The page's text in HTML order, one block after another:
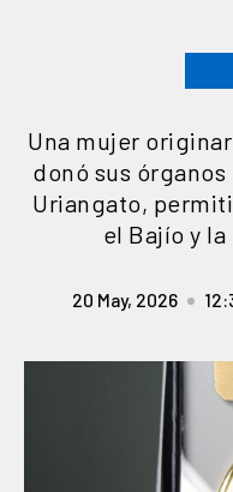
Una mujer
donó sus
Uriangato,
el Bajío y
20 May, 2026